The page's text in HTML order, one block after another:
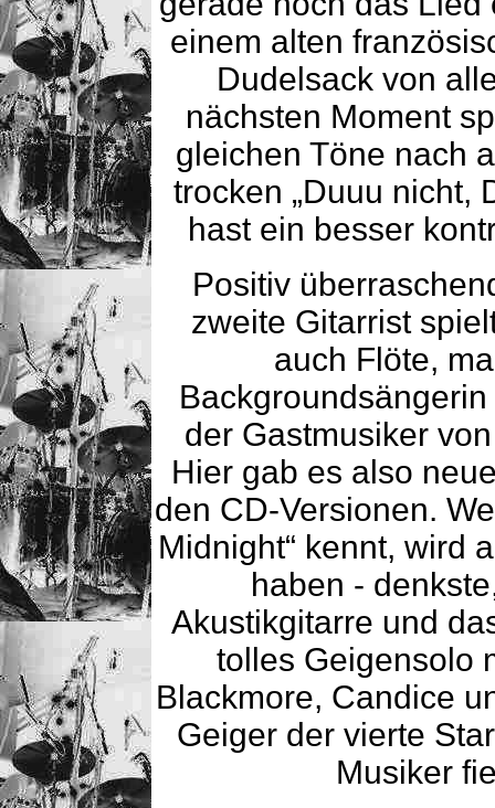
einem alten
Dudelsack von
nächsten Moment
gleichen Töne nach
trocken „Duuu nicht,
hast ein besser
Positiv
zweite Gitarrist
auch Flöte,
der Gastmusiker
Hier gab es also
den CD-Versionen.
Midnight“ kennt, wird
haben -
Akustikgitarre und
tolles Geigensolo
Blackmore, Candice
Geiger der vierte
Musiker